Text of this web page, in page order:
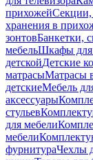
прихожей
хранения в
зонтовБанкетки,
мебельШкафы для
детскойДетские
матрасыМатрасы
детскиеМебель
аксессуары
стульев
для мебели
мебели
фурнитураЧехлы